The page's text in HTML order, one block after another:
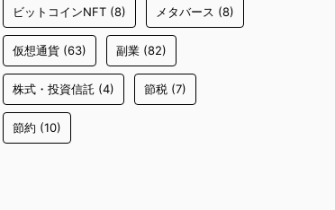
ビットコインNFT (8) メタバース (8)
仮想通貨 (63) 副業 (82)
株式・投資信託 (4) 節税 (7)
節約 (10)